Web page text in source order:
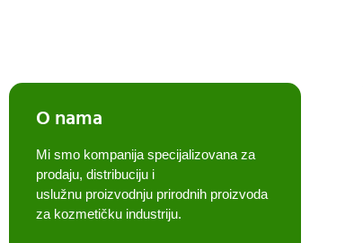
O nama
Mi smo kompanija specijalizovana za
prodaju, distribuciju i
uslužnu proizvodnju prirodnih proizvoda
za kozmetičku industriju.